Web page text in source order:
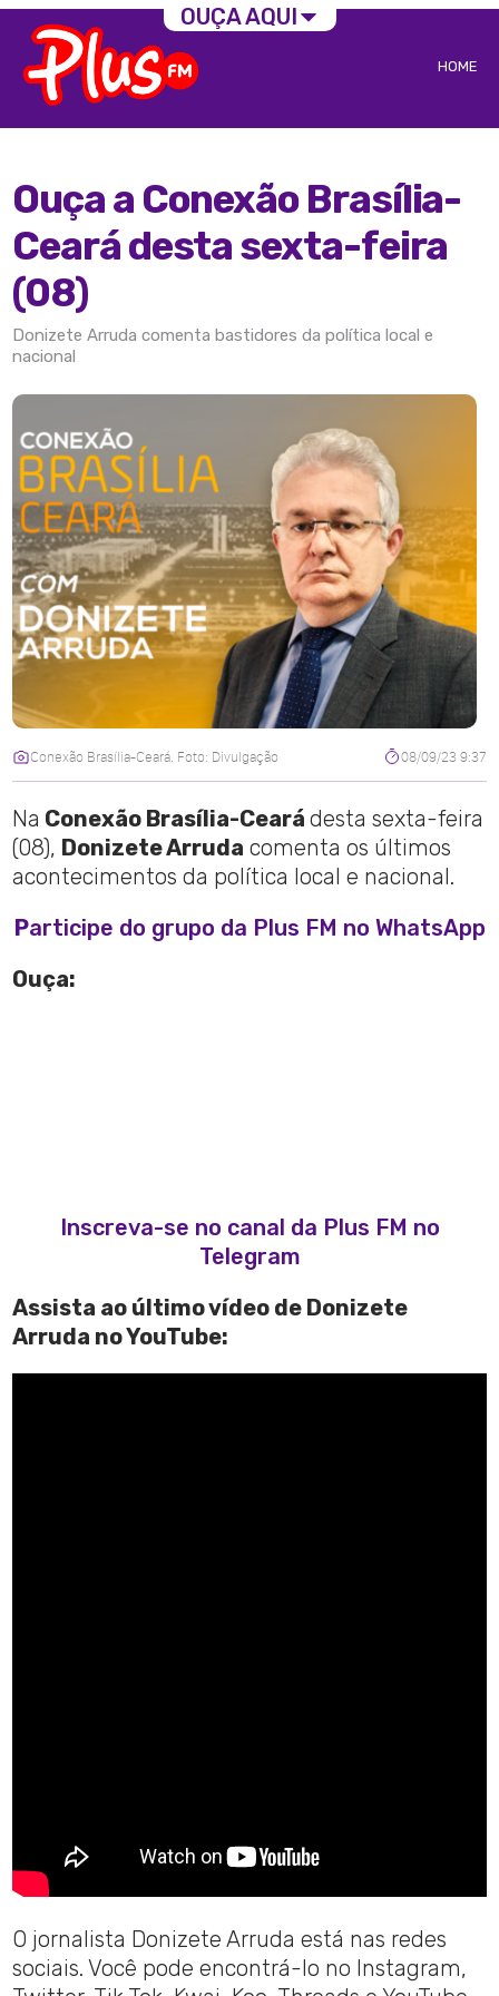
HOME
Ouça a Conexão Brasília-
Ceará desta sexta-feira
(08)
Donizete Arruda comenta bastidores da política local e
nacional
Conexão Brasília-Ceará. Foto: Divulgação 08/09/23 9:37
Na Conexão Brasília-Cearádesta sexta-feira
(08), Donizete Arruda comenta os últimos
acontecimentos da política local e nacional.
Participe do grupo da Plus FM no WhatsApp
Ouça:
Inscreva-se no canal da Plus FM no
Telegram
Assista ao último vídeo de Donizete
Arruda no YouTube:
O jornalista Donizete Arruda está nas redes
sociais. Você pode encontrá-lo no Instagram,
OUÇA AQUI